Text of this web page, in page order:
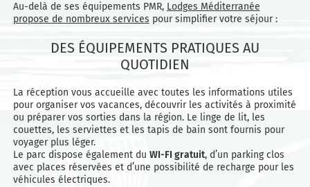
Au-delà de ses équipements PMR, Lodges Méditerranée
propose de nombreux services pour simplifier votre séjour :
DES ÉQUIPEMENTS PRATIQUES AU
QUOTIDIEN
La réception vous accueille avec toutes les informations utiles
pour organiser vos vacances, découvrir les activités à proximité
ou préparer vos sorties dans la région. Le linge de lit, les
couettes, les serviettes et les tapis de bain sont fournis pour
voyager plus léger.
Le parc dispose également du WI-FI gratuit, d’un parking clos
avec places réservées et d’une possibilité de recharge pour les
véhicules électriques.